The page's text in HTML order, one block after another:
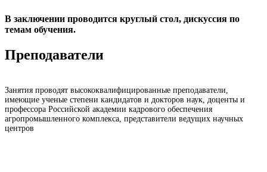
В заключении проводится круглый стол, дискуссия по
темам обучения.
Преподаватели
Занятия проводят высококвалифицированные преподаватели,
имеющие ученые степени кандидатов и докторов наук, доценты и
профессора Российской академии кадрового обеспечения
агропромышленного комплекса, представители ведущих научных
центров